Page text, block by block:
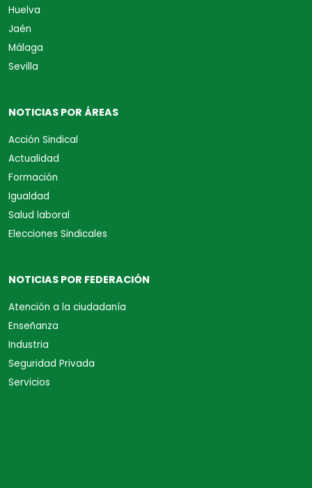
Huelva
Jaén
Málaga
Sevilla
NOTICIAS POR ÁREAS
Acción Sindical
Actualidad
Formación
Igualdad
Salud laboral
Elecciones Sindicales
NOTICIAS POR FEDERACIÓN
Atención a la ciudadanía
Enseñanza
Industria
Seguridad Privada
Servicios